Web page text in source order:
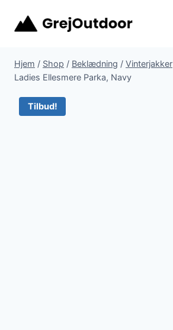
Hjem / Shop / Beklædning / Vinterjakker
Ladies Ellesmere Parka, Navy
Tilbud!